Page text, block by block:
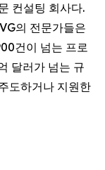
컨설팅 회사다.
의 전문가들은
건이 넘는 프로
달러가 넘는 규
도하거나 지원한